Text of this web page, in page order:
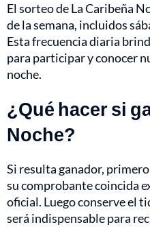
El sorteo de La Caribeña
de la semana, incluidos
Esta frecuencia diaria
para participar y conocer
noche.
¿Qué hacer si
Noche?
Si resulta ganador,
su comprobante coincida
oficial. Luego conserve el
será indispensable para